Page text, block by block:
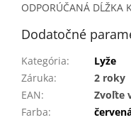
ODPORÚČANÁ DĹŽKA
Dodatočné
Kategória:
Lyže
Záruka:
2 roky
EAN:
Zvoľte
Farba: